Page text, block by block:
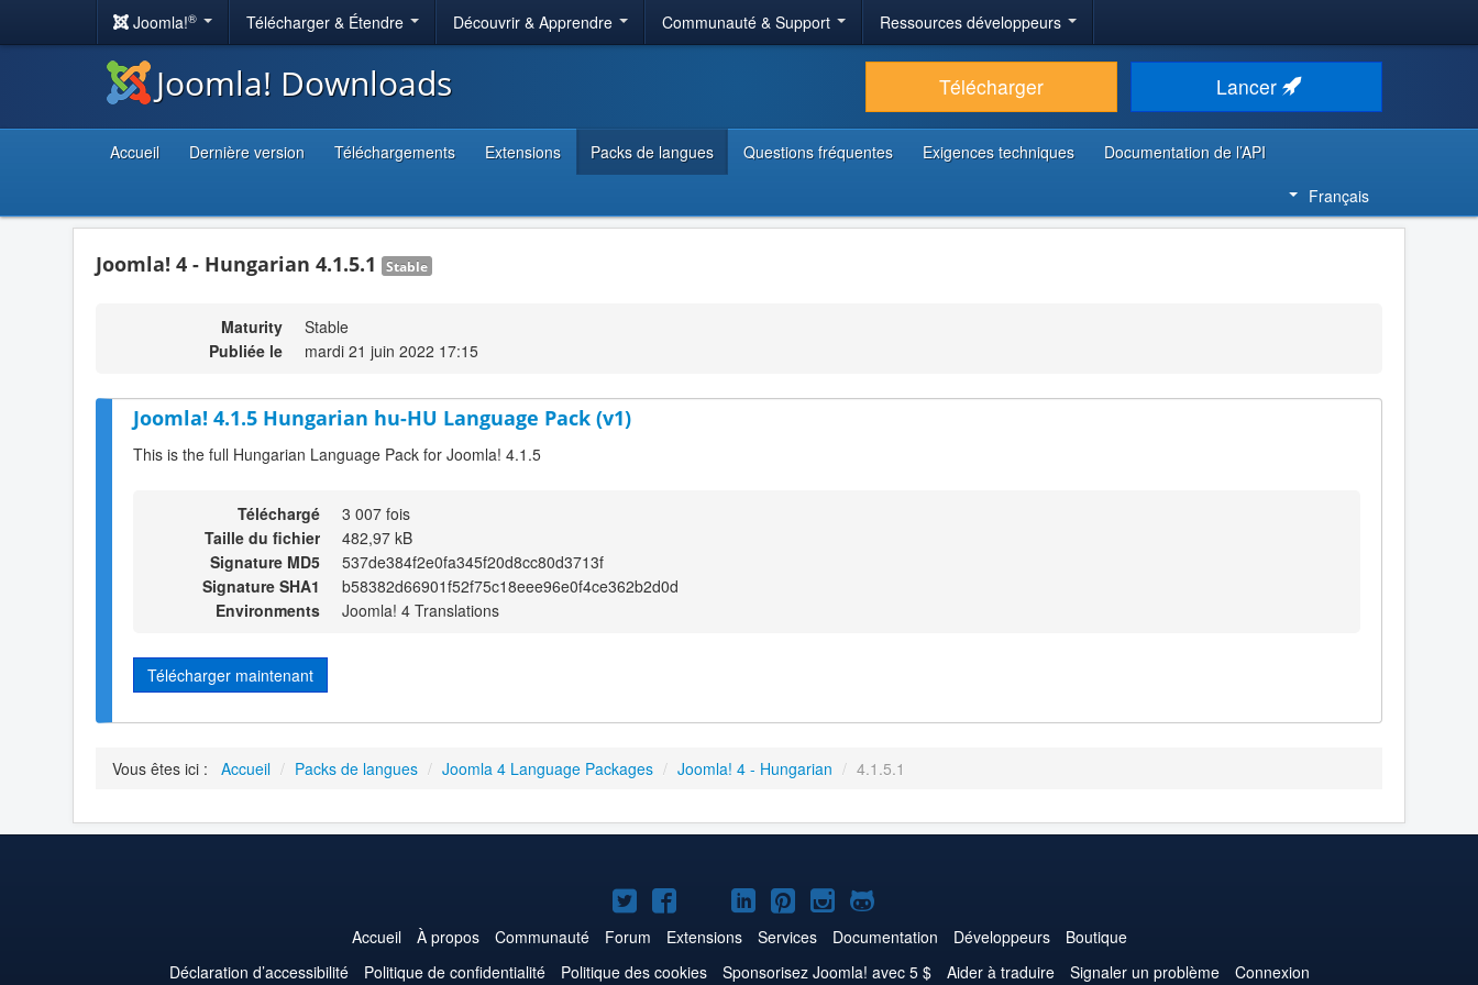
Joomla!® Télécharger & Étendre Découvrir & Apprendre Communauté & Support Ressources développeurs
Joomla! Downloads Télécharger Lancer
Accueil Dernière version Téléchargements Extensions Packs de langues Questions fréquentes Exigences techniques
Documentation de l’API
Français
Joomla! 4 - Hungarian 4.1.5.1 Stable
Maturity
Stable
Publiée le
mardi 21 juin 2022 17:15
Joomla! 4.1.5 Hungarian hu-HU Language Pack (v1)
This is the full Hungarian Language Pack for Joomla! 4.1.5
Téléchargé
3 007 fois
Taille du fichier
482,97 kB
Signature MD5
537de384f2e0fa345f20d8cc80d3713f
Signature SHA1
b58382d66901f52f75c18eee96e0f4ce362b2d0d
Environments
Joomla! 4 Translations
Télécharger maintenant
Vous êtes ici : Accueil / Packs de langues / Joomla 4 Language Packages / Joomla! 4 - Hungarian / 4.1.5.1
Joomla!
sur
Twitter
Joomla!
sur
Facebook
Joomla!
sur
YouTube
Joomla!
sur
LinkedIn
Joomla!
sur
Pinterest
Joomla!
sur
Instagram
Joomla!
sur
GitHub
Accueil À propos Communauté Forum Extensions Services Documentation Développeurs
Boutique
Déclaration d’accessibilité
Politique de confidentialité Politique des cookies Sponsorisez Joomla! avec 5 $ Aider à traduire Signaler un problème Connexion